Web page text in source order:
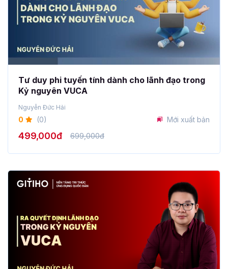
Tư duy phi tuyến tính dành cho lãnh đạo trong
Kỷ nguyên VUCA
Nguyễn Đức Hải
0 (0) Mới xuất bản
499,000đ 699,000đ